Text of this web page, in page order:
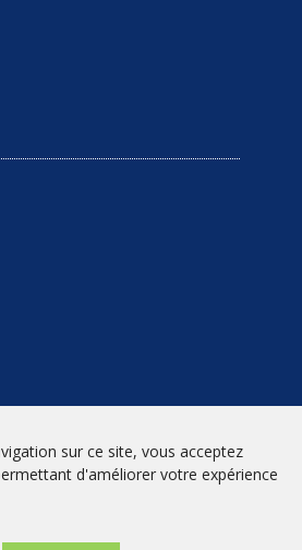
sur ce site, vous acceptez
d'améliorer votre expérience